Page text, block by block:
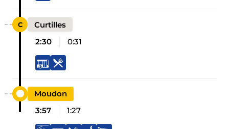
Curtilles
2:30
0:31
Moudon
3:57
1:27